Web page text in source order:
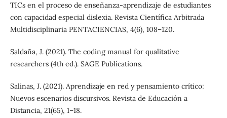
TICs en el proceso de enseñanza-aprendizaje de estudiantes
con capacidad especial dislexia. Revista Científica Arbitrada
Multidisciplinaria PENTACIENCIAS, 4(6), 108–120.
Saldaña, J. (2021). The coding manual for qualitative
researchers (4th ed.). SAGE Publications.
Salinas, J. (2021). Aprendizaje en red y pensamiento crítico:
Nuevos escenarios discursivos. Revista de Educación a
Distancia, 21(65), 1–18.